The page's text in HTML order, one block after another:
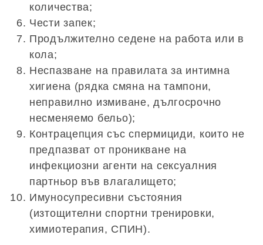
количества;
Чести запек;
Продължително седене на работа или в
кола;
Неспазване на правилата за интимна
хигиена (рядка смяна на тампони,
неправилно измиване, дългосрочно
несменяемо бельо);
Контрацепция със спермициди, които не
предпазват от проникване на
инфекциозни агенти на сексуалния
партньор във влагалището;
Имуносупресивни състояния
(изтощителни спортни тренировки,
химиотерапия, СПИН).